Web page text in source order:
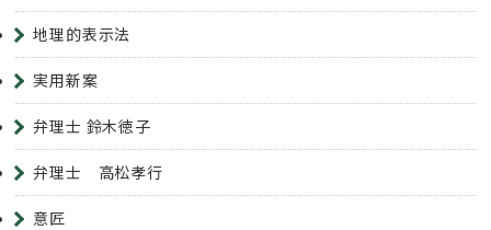
地理的表示法
実用新案
弁理士 鈴木徳子
弁理士 高松孝行
意匠